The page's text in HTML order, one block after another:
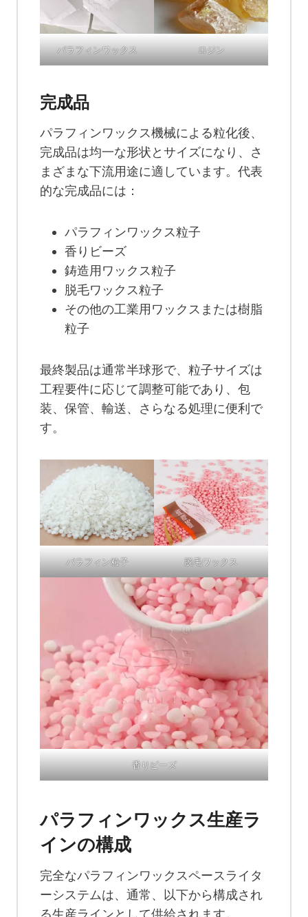
パラフィンワックス ロジン
完成品
パラフィンワックス機械による粒化後、
完成品は均一な形状とサイズになり、さ
まざまな下流用途に適しています。代表
的な完成品には：
パラフィンワックス粒子
香りビーズ
鋳造用ワックス粒子
脱毛ワックス粒子
その他の工業用ワックスまたは樹脂
粒子
最終製品は通常半球形で、粒子サイズは
工程要件に応じて調整可能であり、包
装、保管、輸送、さらなる処理に便利で
す。
パラフィン粒子 脱毛ワックス
香りビーズ
パラフィンワックス生産ラ
インの構成
完全なパラフィンワックスペースライタ
ーシステムは、通常、以下から構成され
る生産ラインとして供給されます。